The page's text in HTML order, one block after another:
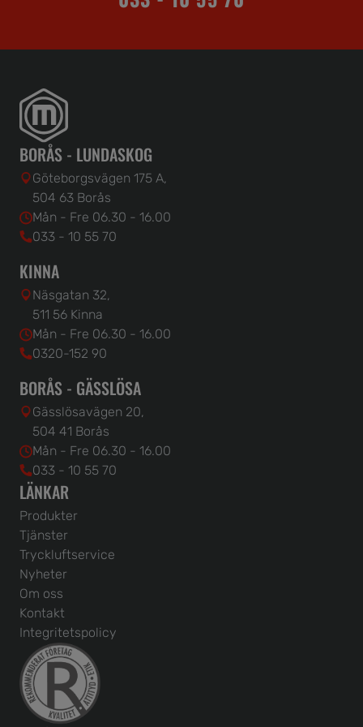
BORÅS - LUNDASKOG
Göteborgsvägen 175 A,
504 63 Borås
Mån - Fre 06.30 - 16.00
033 - 10 55 70
KINNA
Näsgatan 32,
511 56 Kinna
Mån - Fre 06.30 - 16.00
0320-152 90
BORÅS - GÄSSLÖSA
Gässlösavägen 20,
504 41 Borås
Mån - Fre 06.30 - 16.00
033 - 10 55 70
LÄNKAR
Produkter
Tjänster
Tryckluftservice
Nyheter
Om oss
Kontakt
Integritetspolicy